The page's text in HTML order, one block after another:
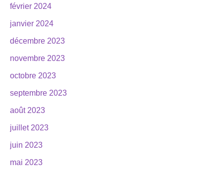
février 2024
janvier 2024
décembre 2023
novembre 2023
octobre 2023
septembre 2023
août 2023
juillet 2023
juin 2023
mai 2023